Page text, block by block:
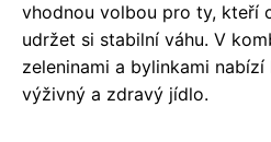
vhodnou volbou pro ty, kteří
udržet si stabilní váhu. V
zeleninami a bylinkami
výživný a zdravý jídlo.